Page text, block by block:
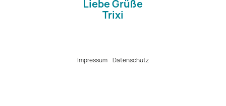
Liebe Grüße
Trixi
Impressum Datenschutz